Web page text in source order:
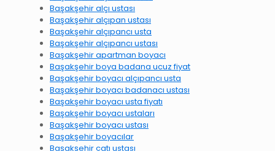
Başakşehir alçı ustası
Başakşehir alçıpan ustası
Başakşehir alçıpancı usta
Başakşehir alçıpancı ustası
Başakşehir apartman boyacı
Başakşehir boya badana ucuz fiyat
Başakşehir boyacı alçıpancı usta
Başakşehir boyacı badanacı ustası
Başakşehir boyacı usta fiyatı
Başakşehir boyacı ustaları
Başakşehir boyacı ustası
Başakşehir boyacılar
Başakşehir çatı ustası